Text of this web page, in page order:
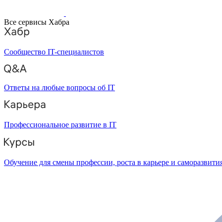
Все сервисы Хабра
Сообщество IT-специалистов
Ответы на любые вопросы об IT
Профессиональное развитие в IT
Обучение для смены профессии, роста в карьере и